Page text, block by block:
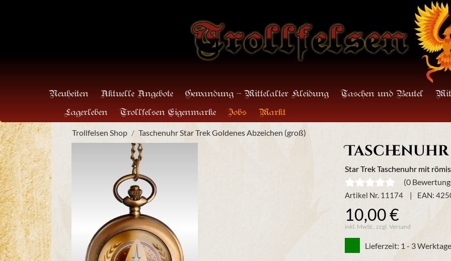
Neuheiten Aktuelle Angebote Gewandung - Mittelalter Kleidung Taschen und Beutel
Lagerleben
Trollfelsen Eigenmarke Jobs Markt
Trollfelsen Shop Taschenuhr Star Trek Goldenes Abzeichen (groß)
Star Trek Taschenuhr mit
(0
Artikel Nr. 11174 EAN:
10,00 €
inkl. MwSt., zzgl. Versand
Lieferzeit: 1 - 3 Werktage